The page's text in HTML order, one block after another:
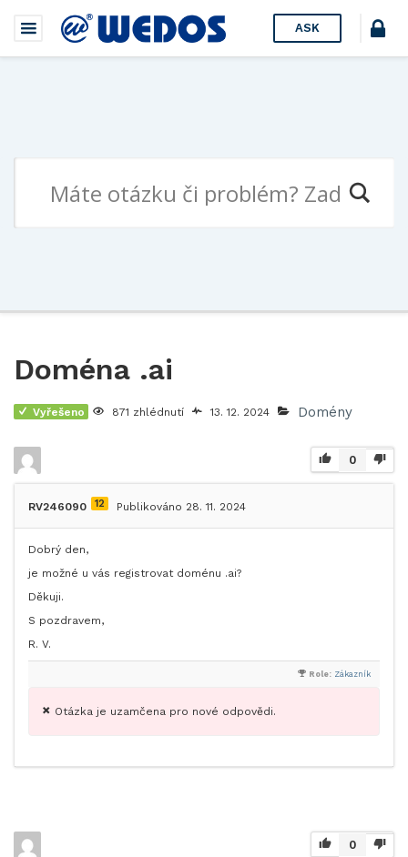
ASK
Doména .ai
Vyřešeno 871 zhlédnutí 13. 12. 2024 Domény
0
RV246090 12 Publikováno 28. 11. 2024
Dobrý den,
je možné u vás registrovat doménu .ai?
Děkuji.
S pozdravem,
R. V.
Role: Zákazník
Otázka je uzamčena pro nové odpovědi.
0